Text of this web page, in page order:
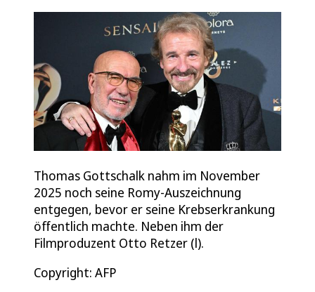
Thomas Gottschalk nahm im November
2025 noch seine Romy-Auszeichnung
entgegen, bevor er seine Krebserkrankung
öffentlich machte. Neben ihm der
Filmproduzent Otto Retzer (l).
Copyright: AFP